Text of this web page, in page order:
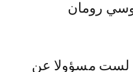
رومان
لست مسؤولا عن